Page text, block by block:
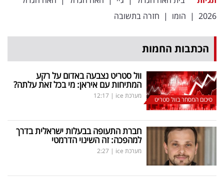
2026
| הומו | חזרה בתשובה
הכתבות החמות
סיכום המסחר בוול סטריט
וול סטריט נצבעה באדום על רקע
המתיחות עם איראן: מי בכל זאת עלתה?
מערכת ice |
12:17
חברת התעופה בבעלות ישראלית בדרך
למהפכה: זה השינוי הדרמטי
מערכת ice |
2:27